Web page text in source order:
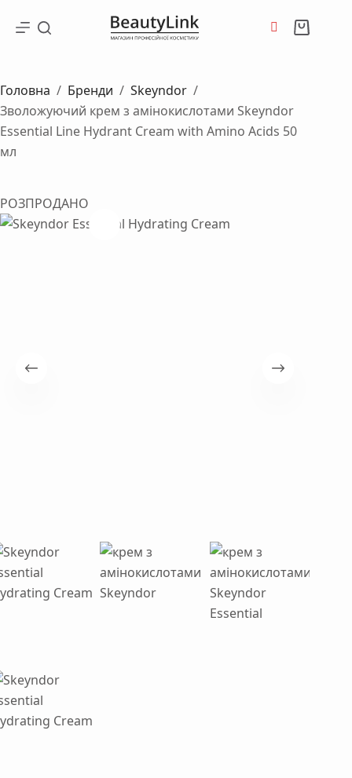
Кошик
Головна / Бренди / Skeyndor /
Зволожуючий крем з амінокислотами Skeyndor
Essential Line Hydrant Cream with Amino Acids 50
мл
РОЗПРОДАНО